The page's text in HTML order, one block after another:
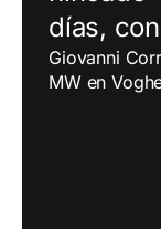
días,
Giovanni
MW en